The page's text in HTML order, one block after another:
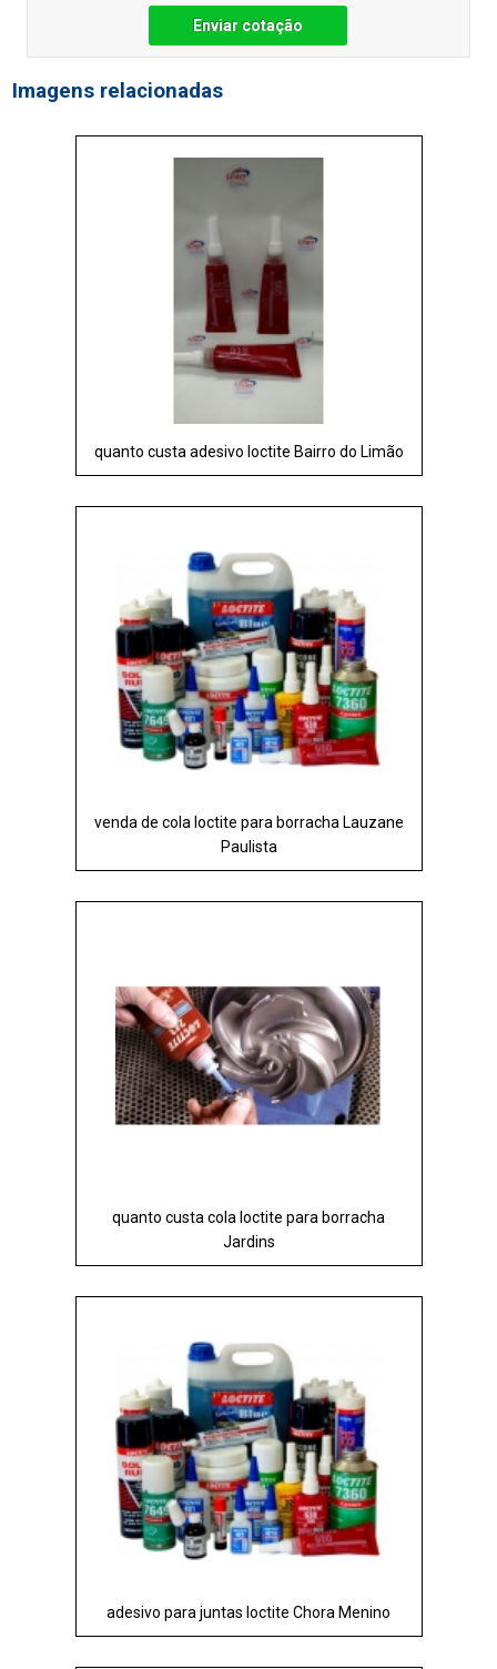
Enviar cotação
Imagens relacionadas
quanto custa adesivo loctite Bairro do Limão
venda de cola loctite para borracha Lauzane
Paulista
quanto custa cola loctite para borracha
Jardins
adesivo para juntas loctite Chora Menino